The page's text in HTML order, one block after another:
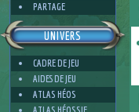
PARTAGE
UNIVERS
CADRE DE JEU
AIDES DE JEU
ATLAS HÉOS